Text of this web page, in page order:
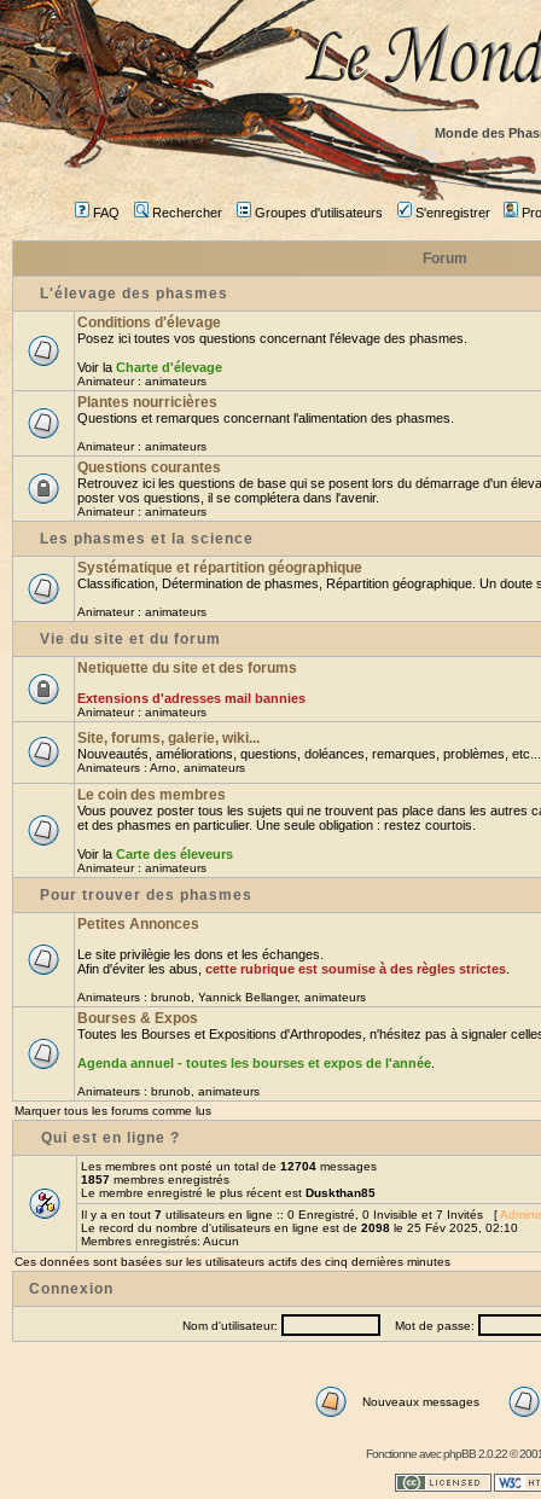
Monde des
FAQ Rechercher Groupes d'utilisateurs S'enregistrer
Forum
L'élevage des phasmes
Conditions d'élevage
Posez ici toutes vos questions concernant l'élevage des phasmes.
Voir la Charte d'élevage
Animateur : animateurs
Plantes nourricières
Questions et remarques concernant l'alimentation des phasmes.
Animateur : animateurs
Questions courantes
Retrouvez ici les questions de base qui se posent lors du démarrage d'un
poster vos questions, il se complétera dans l'avenir.
Animateur : animateurs
Les phasmes et la science
Systématique et répartition géographique
Classification, Détermination de phasmes, Répartition géographique. Un doute
Animateur : animateurs
Vie du site et du forum
Netiquette du site et des forums
Extensions d'adresses mail bannies
Animateur : animateurs
Site, forums, galerie, wiki...
Nouveautés, améliorations, questions, doléances, remarques, problèmes,
Animateurs : Arno animateurs
Le coin des membres
Vous pouvez poster tous les sujets qui ne trouvent pas place dans les autres
et des phasmes en particulier. Une seule obligation : restez courtois.
Voir la Carte des éleveurs
Animateur : animateurs
Pour trouver des phasmes
Petites Annonces
Le site privilègie les dons et les échanges.
Afin d'éviter les abus, cette rubrique est soumise à des règles strictes
Animateurs : brunob Yannick Bellanger, animateurs
Bourses & Expos
Toutes les Bourses et Expositions d'Arthropodes, n'hésitez pas à signaler
Agenda annuel - toutes les bourses et expos de l'année
Animateurs : brunob animateurs
Marquer tous les forums comme lus
Qui est en ligne ?
Les membres ont posté un total de 12704 messages
1857 membres enregistrés
Le membre enregistré le plus récent est Duskthan85
Il y a en tout 7 utilisateurs en ligne :: 0 Enregistré, 0 Invisible et 7 Invités [
Le record du nombre d'utilisateurs en ligne est de 2098 le 25 Fév 2025, 02:10
Membres enregistrés: Aucun
Ces données sont basées sur les utilisateurs actifs des cinq dernières minutes
Connexion
Nom d'utilisateur: Mot de passe:
Nouveaux messages
Fonctionne avecphpBB2.0.22 ©